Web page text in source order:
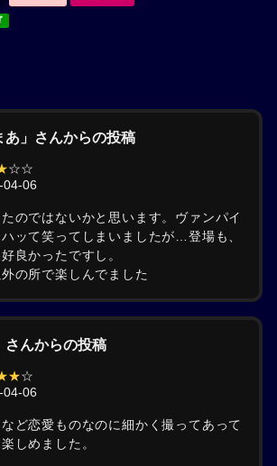
あ」さんからの投稿
☆☆
04-06
のではないかと思います。ヴァンパイ
ッて笑ってしまいましたが…登場も、
良かったですし。
の所で楽しんでました
さんからの投稿
☆
04-06
ど恋愛ものなのに細かく撮ってあって
しめました。